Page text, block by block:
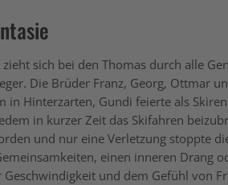
sich bei den Thomas durch alle
Die Brüder Franz, Georg, Ottmar
in Hinterzarten, Gundi feierte als
in kurzer Zeit das Skifahren
und nur eine Verletzung stoppte
einen inneren Drang
und dem Gefühl von